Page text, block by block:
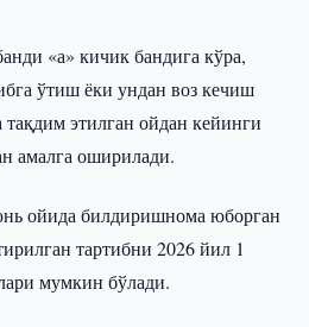
«а» кичик бандига кўра,
ўтиш ёки ундан воз кечиш
этилган ойдан кейинги
амалга оширилади.
ойида билдиришнома юборган
тартибни 2026 йил 1
мумкин бўлади.